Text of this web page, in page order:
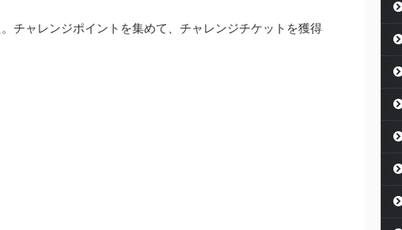
チャレンジポイントを集めて、チャレンジチケットを獲得